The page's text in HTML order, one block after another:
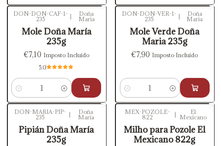
DON-DON-CAF-1-
235
Doña
Maria
Mole Doña María
235g
€7,10 Imposto Incluído
5.0
Quantidade
DON-DON-VER-1-
235
Doña
Maria
Mole Verde Doña
Maria 235g
€7,90 Imposto Incluído
Quantidade
DON-MARIA-PIP-
235 | Doña
Maria
Pipián Doña María
235g
MEX-POZOLE-
822 | El
Mexicano
Milho para Pozole El
Mexicano 822g